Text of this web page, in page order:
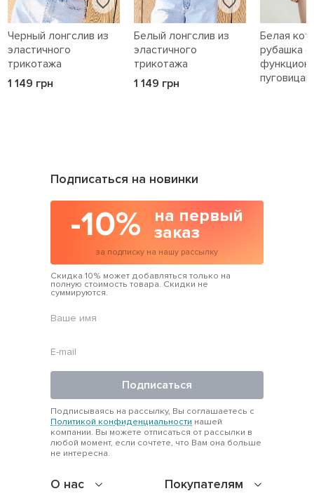
Черный лонгслив из
эластичного
трикотажа
1 149 грн
Белый лонгслив из
эластичного
трикотажа
1 149 грн
Белая
рубашка с
О нас Покупателям
Подписаться на новинки
-10%
на первый
заказ
за подписку на нашу рассылку
Скидка 10% может добавляться только на
полную стоимость товара. Скидки не
суммируются.
Подписаться
Подписываясь на рассылку, Вы соглашаетесь с
Политикой конфиденциальности нашей
компании. Вы можете отписаться от рассылки в
любой момент, если сочтете, что Вам она больше
не интересна.